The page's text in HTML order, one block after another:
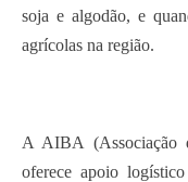
soja e algodão, e
agrícolas na região.
A AIBA (Associação
oferece apoio